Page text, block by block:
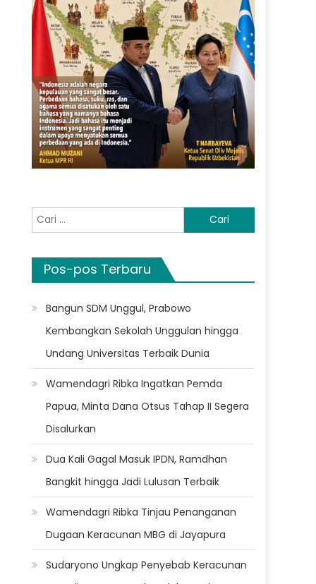
Cari
untuk:
Pos-pos Terbaru
Bangun SDM Unggul, Prabowo
Kembangkan Sekolah Unggulan hingga
Undang Universitas Terbaik Dunia
Wamendagri Ribka Ingatkan Pemda
Papua, Minta Dana Otsus Tahap II Segera
Disalurkan
Dua Kali Gagal Masuk IPDN, Ramdhan
Bangkit hingga Jadi Lulusan Terbaik
Wamendagri Ribka Tinjau Penanganan
Dugaan Keracunan MBG di Jayapura
Sudaryono Ungkap Penyebab Keracunan